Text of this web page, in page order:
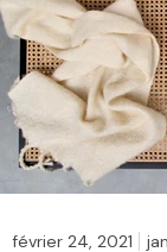
février 24, 2021